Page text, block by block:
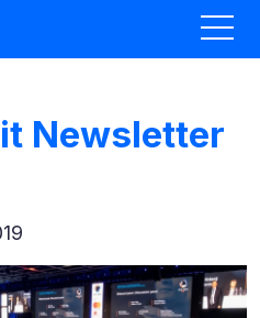
Newsletter